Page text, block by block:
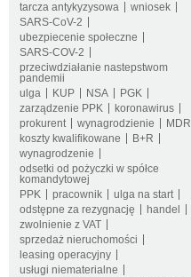
tarcza antykyzysowa
wniosek
SARS-CoV-2
ubezpiecenie społeczne
SARS-COV-2
przeciwdziałanie nastepstwom
pandemii
ulga
KUP NSA
PGK
zarządzenie PPK
koronawirus
prokurent
wynagrodzienie
MDR
koszty kwalifikowane
B+R
wynagrodzenie
odsetki od pożyczki w spółce
komandytowej
PPK
pracownik
ulga na start
odstępne za rezygnację
handel
zwolnienie z VAT
sprzedaż nieruchomości
leasing operacyjny
usługi niematerialne